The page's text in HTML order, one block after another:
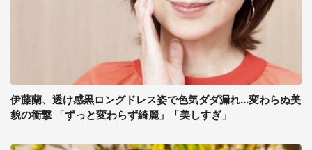
伊藤蘭、透け感黒ロングドレス姿で色気ダダ漏れ...変わらぬ美
貌の衝撃 「ずっと変わらず綺麗」「美しすぎ」